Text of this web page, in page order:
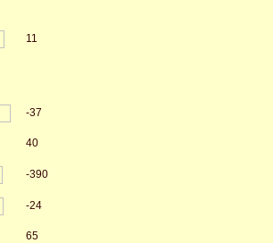
11
-37
40
-390
-24
65